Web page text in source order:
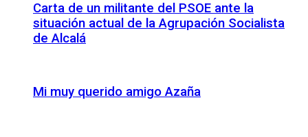
Carta de un militante del PSOE ante la
situación actual de la Agrupación Socialista
de Alcalá
Mi muy querido amigo Azaña